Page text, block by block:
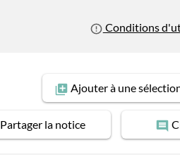
Conditions
Ajouterà une
Partagerla notice